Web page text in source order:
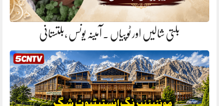
بلتی شالیں اور ٹوپیاں . آمینہ یونس ،بلتستانی